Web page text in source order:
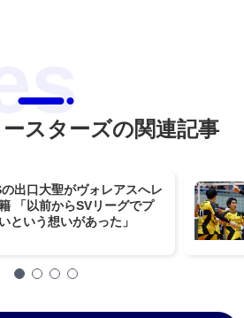
スターズの関連記事
出口大聖がヴォレアスへレ
「以前からSVリーグでプ
という想いがあった」